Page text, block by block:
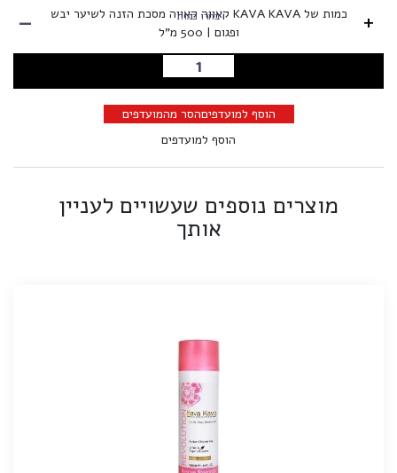
+
כמות של KAVA KAVA קאווה קאווה מסכת הזנה לשיער יבש
ופגום | 500 מ"ל
בחרו כמות -
הוספה לסל
הוסף למועדפיםהסר מהמועדפים
הוסף למועדפים
מוצרים נוספים שעשויים לעניין
אותך